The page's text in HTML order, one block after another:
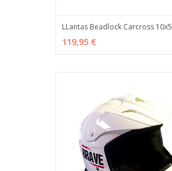
VER OPCIONES
LLantas Beadlock Carcross 10x5
119,95 €